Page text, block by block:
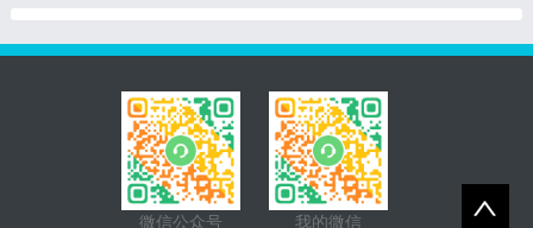
微信公众号 我的微信